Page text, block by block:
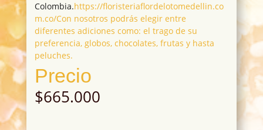
Colombia.https://floristeriaflordelotomedellin.co
m.co/Con nosotros podrás elegir entre
diferentes adiciones como: el trago de su
preferencia, globos, chocolates, frutas y hasta
peluches.
Precio
$665.000